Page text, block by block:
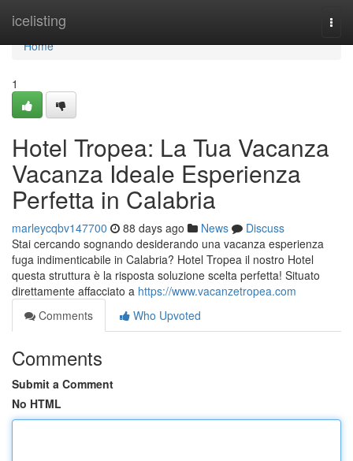
icelisting
Home
Home
1
Hotel Tropea: La Tua Vacanza
Vacanza Ideale Esperienza
Perfetta in Calabria
marleycqbv147700 88 days ago News
Discuss
Stai cercando sognando desiderando una vacanza esperienza
fuga indimenticabile in Calabria? Hotel Tropea il nostro Hotel
questa struttura è la risposta soluzione scelta perfetta! Situato
direttamente affacciato a https://www.vacanzetropea.com
Comments
Who Upvoted
Comments
Submit a Comment
No HTML